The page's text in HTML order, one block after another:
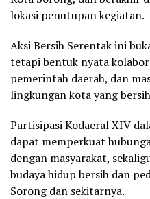
lokasi penutupan kegiatan.
Aksi Bersih Serentak ini
tetapi bentuk nyata
pemerintah daerah, dan
lingkungan kota yang
Partisipasi Kodaeral XIV
dapat memperkuat
dengan masyarakat,
budaya hidup bersih dan
Sorong dan sekitarnya.